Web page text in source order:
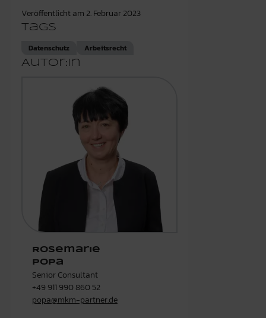
Veröffentlicht am 2. Februar 2023
Tags
Datenschutz Arbeitsrecht
Autor:in
Rosemarie
Popa
Senior Consultant
+49 911 990 860 52
popa@mkm-partner.de